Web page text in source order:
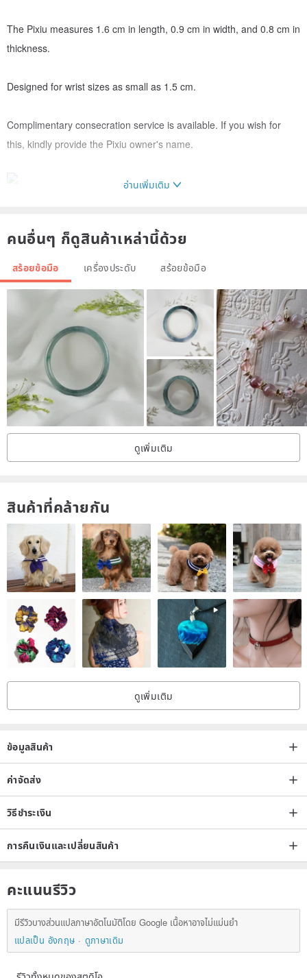
The Pixiu measures 1.6 cm in length, 0.9 cm in width, and 0.8 cm in
thickness.
Designed for wrist sizes as small as 1.5 cm.
Complimentary consecration service is available. If you wish for
this, kindly provide the Pixiu owner's name.
A consecrated Pixiu is a divine beast.
Without consecration, a Pixiu is merely an ornament, devoid of
spiritual power.
A consecrated Pixiu offers benefits such as: attracting wealth,
preventing financial loss, warding off evil, dispelling misfortune,
protecting against ill intentions, safeguarding the owner, and
bringing good fortune during one's zodiac year.
Complimentary consecration service is available. If you wish for
this, kindly provide the Pixiu owner's name.
Pixiu's Five Major Benefits:
Attracting Wealth: Enhances income, boosts performance, and
ensures smooth investments.
expenses (accidental expenditures), and prevents financial leaks.
Safeguarding the Owner: Mitigates the impact of accidents and
protects the wearer.
Protection Against Ill Intentions: Facilitates smooth work progress
and minimizes obstacles.
Product Dimensions: Pixiu length cm. Width cm. Thickness cm.
Product Material: Natural Burmese Jadeite. Handmade carving.
20 Years of Operation | Certified Jadeite Appraiser + Hetian
Jade Appraiser, Jadeite Transaction Assessor, and More
Dedication to expertise~
All to ensure you receive authentic, naturally energized items.
The beauty of minerals lies in their uniqueness; no two patterns are
ever identical in the world.
If you find one you love, don't miss it.
The allure of minerals is about fate. If you feel a connection, seize
อ่านเพิ่มเติม
คนอื่นๆ ก็ดูสินค้าเหล่านี้ด้วย
สร้อยข้อมือ เครื่องประดับ สร้อยข้อมือ
ดูเพิ่มเติม
สินค้าที่คล้ายกัน
ดูเพิ่มเติม
ข้อมูลสินค้า
ค่าจัดส่ง
วิธีชำระเงิน
การคืนเงินและเปลี่ยนสินค้า
คะแนนรีวิว
มีรีวิวบางส่วนแปลภาษาอัตโนมัติโดย Google เนื้อหาอาจไม่แม่นยำ
แปลเป็น อังกฤษ
ดูภาษาเดิม